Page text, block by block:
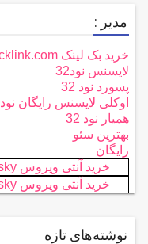
مدیر :
خرید بک لینک behtarinbacklink.com
لایسنس نود32
پسورد نود 32
اوکلی لایسنس رایگان نود 32
همیار نود 32
بهترین سئو
رایگان
خرید آنتی ویروس Kaspersky
خرید آنتی ویروس Kaspersky
نوشته‌های تازه